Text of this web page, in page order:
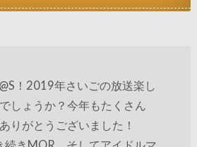
！2019年さいごの放送楽し
しょうか？今年もたくさん
りがとうございました！